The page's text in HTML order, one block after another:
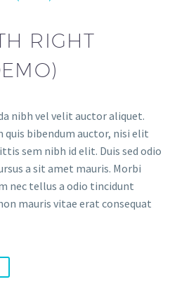
RIGHT
nibh vel velit auctor aliquet.
bibendum auctor, nisi elit
sem nibh id elit. Duis sed odio
a sit amet mauris. Morbi
nec tellus a odio tincidunt
mauris vitae erat consequat